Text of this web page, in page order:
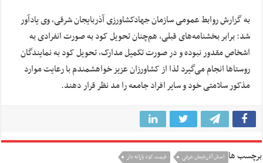
به گزارش روابط عمومی سازمان جهادکشاورزی آذربایجان شرقی، وی یادآور
شد: برابر بخشنامه‌های قبلی، هم‌چنان تحویل کود به صورت انفرادی به
اشخاص مقدور نبوده و در صورت تکمیل مدارک، تحویل کود به نمایندگان
روستاها انجام می‌گیرد لذا از کشاورزان عزیز خواهشمندم با رعایت موارد
مذکور سلامتی خود و سایر افراد جامعه را مد نظر قرار دهند.
برچسب ها استان آذربایجان شرقی قیمت کود یارانه دار